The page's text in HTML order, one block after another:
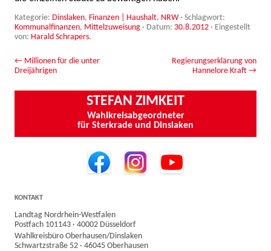
Kategorie: Dinslaken, Finanzen | Haushalt, NRW· Schlagwort:
Kommunalfinanzen, Mittelzuweisung · Datum: 30.8.2012 · Eingestellt
von: Harald Schrapers.
Beitrags-Navigation
← Millionen für die unter
Dreijährigen
Regierungserklärung von
Hannelore Kraft →
STEFAN ZIMKEIT
Wahlkreisabgeordneter
für Sterkrade und Dinslaken
KONTAKT
Landtag Nordrhein-Westfalen
Postfach 101143 · 40002 Düsseldorf
Wahlkreisbüro Oberhausen/Dinslaken
Schwartzstraße 52 · 46045 Oberhausen